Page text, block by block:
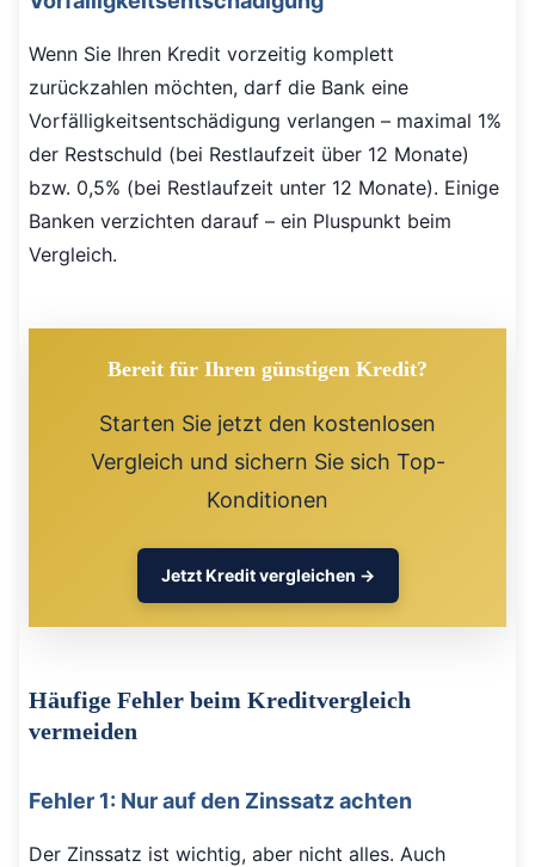
Wenn Sie Ihren Kredit vorzeitig komplett
zurückzahlen möchten, darf die Bank eine
Vorfälligkeitsentschädigung verlangen – maximal 1%
der Restschuld (bei Restlaufzeit über 12 Monate)
bzw. 0,5% (bei Restlaufzeit unter 12 Monate). Einige
Banken verzichten darauf – ein Pluspunkt beim
Vergleich.
Bereit für Ihren günstigen Kredit?
Starten Sie jetzt den kostenlosen
Vergleich und sichern Sie sich Top-
Konditionen
Jetzt Kredit vergleichen →
Häufige Fehler beim Kreditvergleich
vermeiden
Fehler 1: Nur auf den Zinssatz achten
Der Zinssatz ist wichtig, aber nicht alles. Auch